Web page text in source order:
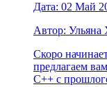
Дата: 02 Май
Автор: Ульяна
Скоро
предлагаем
С++ с